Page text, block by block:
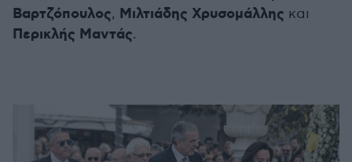
Βαρτζόπουλος, Μιλτιάδης Χρυσομάλλης και
Περικλής Μαντάς.